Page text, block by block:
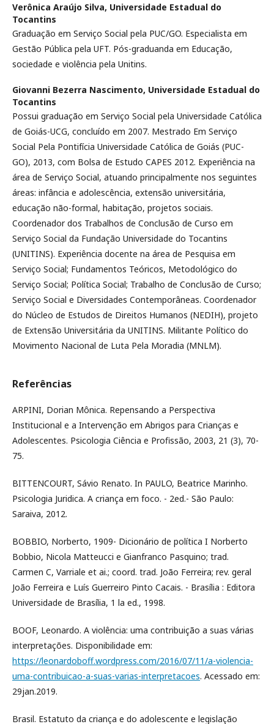
Verônica Araújo Silva, Universidade Estadual do
Tocantins
Graduação em Serviço Social pela PUC/GO. Especialista em
Gestão Pública pela UFT. Pós-graduanda em Educação,
sociedade e violência pela Unitins.
Giovanni Bezerra Nascimento, Universidade Estadual do
Tocantins
Possui graduação em Serviço Social pela Universidade Católica
de Goiás-UCG, concluído em 2007. Mestrado Em Serviço
Social Pela Pontifícia Universidade Católica de Goiás (PUC-
GO), 2013, com Bolsa de Estudo CAPES 2012. Experiência na
área de Serviço Social, atuando principalmente nos seguintes
áreas: infância e adolescência, extensão universitária,
educação não-formal, habitação, projetos sociais.
Coordenador dos Trabalhos de Conclusão de Curso em
Serviço Social da Fundação Universidade do Tocantins
(UNITINS). Experiência docente na área de Pesquisa em
Serviço Social; Fundamentos Teóricos, Metodológico do
Serviço Social; Política Social; Trabalho de Conclusão de Curso;
Serviço Social e Diversidades Contemporâneas. Coordenador
do Núcleo de Estudos de Direitos Humanos (NEDIH), projeto
de Extensão Universitária da UNITINS. Militante Político do
Movimento Nacional de Luta Pela Moradia (MNLM).
Referências
ARPINI, Dorian Mônica. Repensando a Perspectiva
Institucional e a Intervenção em Abrigos para Crianças e
Adolescentes. Psicologia Ciência e Profissão, 2003, 21 (3), 70-
75.
BITTENCOURT, Sávio Renato. In PAULO, Beatrice Marinho.
Psicologia Juridica. A criança em foco. - 2ed.- São Paulo:
Saraiva, 2012.
BOBBIO, Norberto, 1909- Dicionário de política I Norberto
Bobbio, Nicola Matteucci e Gianfranco Pasquino; trad.
Carmen C, Varriale et ai.; coord. trad. João Ferreira; rev. geral
João Ferreira e Luís Guerreiro Pinto Cacais. - Brasília : Editora
Universidade de Brasília, 1 la ed., 1998.
BOOF, Leonardo. A violência: uma contribuição a suas várias
interpretações. Disponibilidade em:
https://leonardoboff.wordpress.com/2016/07/11/a-violencia-
uma-contribuicao-a-suas-varias-interpretacoes. Acessado em:
29jan.2019.
Brasil. Estatuto da criança e do adolescente e legislação